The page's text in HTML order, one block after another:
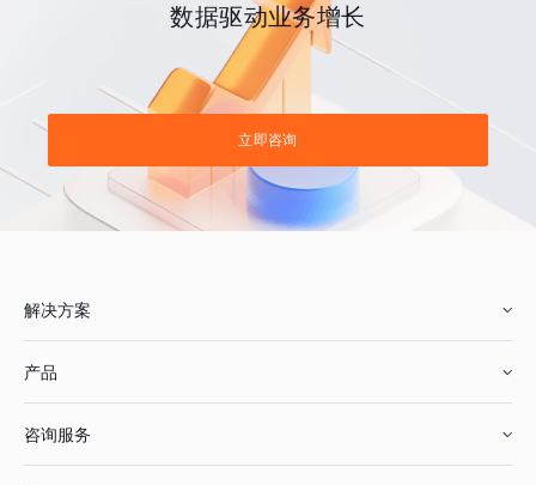
数据驱动业务增长
立即咨询
解决方案
产品
咨询服务